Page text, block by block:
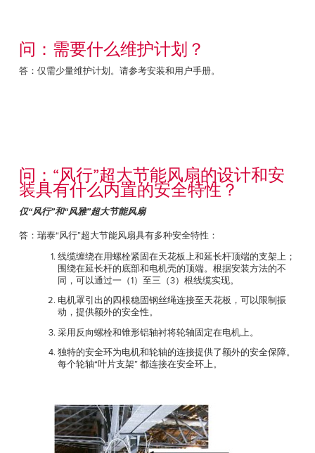
问：需要什么维护计划？
答：仅需少量维护计划。请参考安装和用户手册。
问：“风行”超大节能风扇的设计和安
装具有什么内置的安全特性？
仅“风行”和“风雅”超大节能风扇
答：瑞泰“风行”超大节能风扇具有多种安全特性：
线缆缠绕在用螺栓紧固在天花板上和延长杆顶端的支架上；
围绕在延长杆的底部和电机壳的顶端。根据安装方法的不
同，可以通过一（1）至三（3）根线缆实现。
电机罩引出的四根稳固钢丝绳连接至天花板，可以限制振
动，提供额外的安全性。
采用反向螺栓和锥形铝轴衬将轮轴固定在电机上。
独特的安全环为电机和轮轴的连接提供了额外的安全保障。
每个轮轴“叶片支架” 都连接在安全环上。